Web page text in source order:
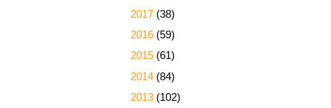
2017 (38)
2016 (59)
2015 (61)
2014 (84)
2013 (102)